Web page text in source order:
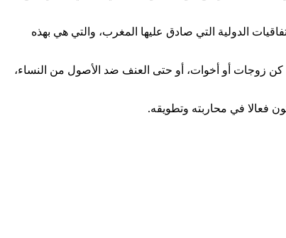
الدولية التي صادق عليها المغرب، والتي هي بهذه
كن زوجات أو أخوات، أو حتى العنف ضد الأصول من النساء،
فعالا في محاربته وتطويقه.